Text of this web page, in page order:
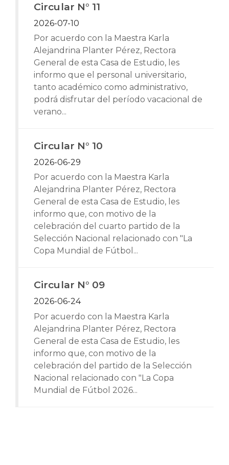
Circular N° 11
2026-07-10
Por acuerdo con la Maestra Karla
Alejandrina Planter Pérez, Rectora
General de esta Casa de Estudio, les
informo que el personal universitario,
tanto académico como administrativo,
podrá disfrutar del período vacacional de
verano...
Circular N° 10
2026-06-29
Por acuerdo con la Maestra Karla
Alejandrina Planter Pérez, Rectora
General de esta Casa de Estudio, les
informo que, con motivo de la
celebración del cuarto partido de la
Selección Nacional relacionado con "La
Copa Mundial de Fútbol...
Circular N° 09
2026-06-24
Por acuerdo con la Maestra Karla
Alejandrina Planter Pérez, Rectora
General de esta Casa de Estudio, les
informo que, con motivo de la
celebración del partido de la Selección
Nacional relacionado con "La Copa
Mundial de Fútbol 2026...